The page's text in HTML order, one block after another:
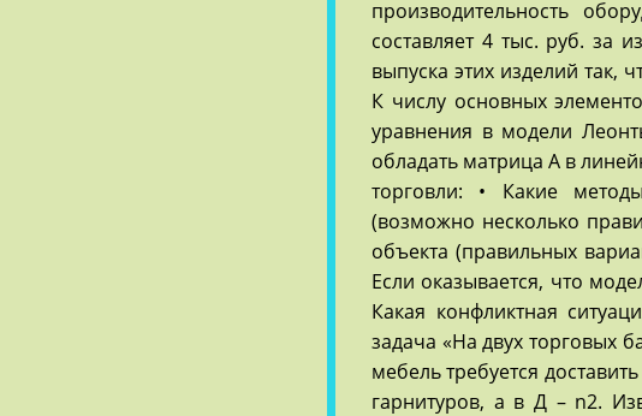
производительность
составляет 4 тыс. руб. за
выпуска этих изделий так,
К числу основных
уравнения в модели
обладать матрица А в
торговли: • Какие
(возможно несколько
объекта (правильных
Если оказывается, что
Какая конфликтная
задача «На двух торговых
мебель требуется
гарнитуров, а в Д – n2.